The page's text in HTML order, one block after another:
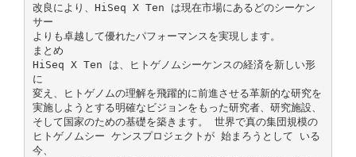
改良により、HiSeq X Ten は現在市場にあるどのシーケン
サー
よりも卓越して優れたパフォーマンスを実現します。
まとめ
HiSeq X Ten は、ヒトゲノムシーケンスの経済を新しい形
に
変え、ヒトゲノムの理解を飛躍的に前進させる革新的な研究を
実施しようとする明確なビジョンをもった研究者、研究施設、
そして国家のための基礎を築きます。 世界で真の集団規模の
ヒトゲノムシー ケンスプロジェクトが 始まろうとして いる
今、